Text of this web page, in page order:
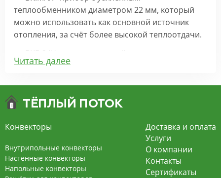
теплообменником диаметром 22 мм, который
можно использовать как основной источник
отопления, за счёт более высокой теплоотдачи.
ВКВ 24V – внутрипольный конвектор
отопления с вентилятором на 24В подходит для
экономит электроэнергию и бесшумно работает.
конвекцией на 220В. За счет тангенциального
вентилятора создает принудительную
конвекцию, что позволяет обогревать
помещения большой площади.
Читать далее
Конвекторы
Внутрипольные конвекторы
Настенные конвекторы
Напольные конвекторы
Доставка и оплата
Услуги
О компании
Контакты
Сертификаты